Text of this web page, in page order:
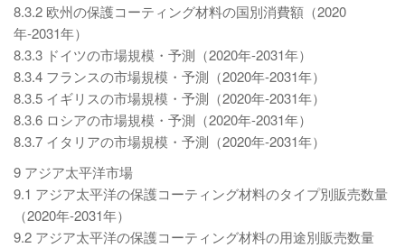
8.3.2 欧州の保護コーティング材料の国別消費額（2020
年-2031年）
8.3.3 ドイツの市場規模・予測（2020年-2031年）
8.3.4 フランスの市場規模・予測（2020年-2031年）
8.3.5 イギリスの市場規模・予測（2020年-2031年）
8.3.6 ロシアの市場規模・予測（2020年-2031年）
8.3.7 イタリアの市場規模・予測（2020年-2031年）
9 アジア太平洋市場
9.1 アジア太平洋の保護コーティング材料のタイプ別販売数量
（2020年-2031年）
9.2 アジア太平洋の保護コーティング材料の用途別販売数量